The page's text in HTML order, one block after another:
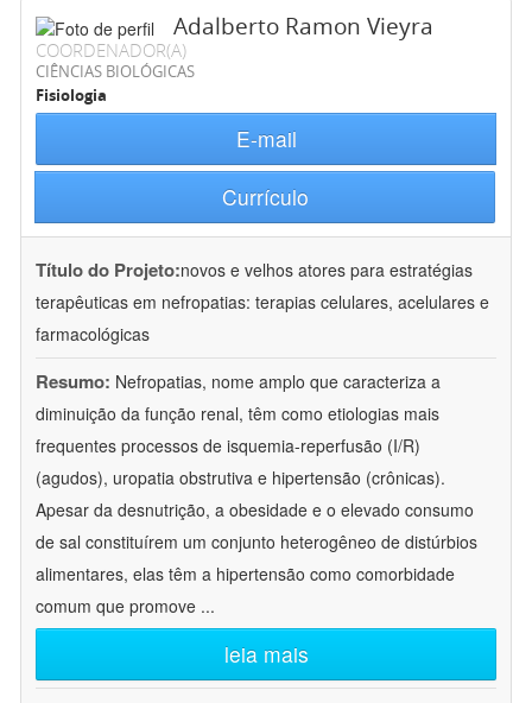
Adalberto Ramon Vieyra
COORDENADOR(A)
CIÊNCIAS BIOLÓGICAS
Fisiologia
E-mail
Currículo
Título do Projeto:novos e velhos atores para estratégias
terapêuticas em nefropatias: terapias celulares, acelulares e
farmacológicas
Resumo: Nefropatias, nome amplo que caracteriza a
diminuição da função renal, têm como etiologias mais
frequentes processos de isquemia-reperfusão (I/R)
(agudos), uropatia obstrutiva e hipertensão (crônicas).
Apesar da desnutrição, a obesidade e o elevado consumo
de sal constituírem um conjunto heterogêneo de distúrbios
alimentares, elas têm a hipertensão como comorbidade
comum que promove ...
leia mais